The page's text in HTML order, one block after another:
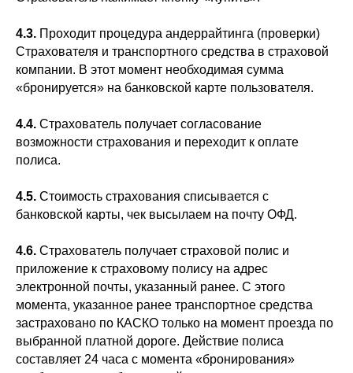
4.3. Проходит процедура андеррайтинга (проверки)
Страхователя и транспортного средства в страховой
компании. В этот момент необходимая сумма
«бронируется» на банковской карте пользователя.
4.4. Страхователь получает согласование
возможности страхования и переходит к оплате
полиса.
4.5. Стоимость страхования списывается с
банковской карты, чек высылаем на почту ОФД.
4.6. Страхователь получает страховой полис и
приложение к страховому полису на адрес
электронной почты, указанный ранее. С этого
момента, указанное ранее транспортное средства
застраховано по КАСКО только на момент проезда по
выбранной платной дороге. Действие полиса
составляет 24 часа с момента «бронирования»